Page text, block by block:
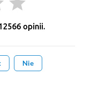
opinii.
Nie